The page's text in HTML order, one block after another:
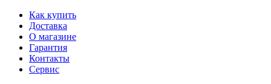
Как купить
Доставка
О магазине
Гарантия
Контакты
Сервис